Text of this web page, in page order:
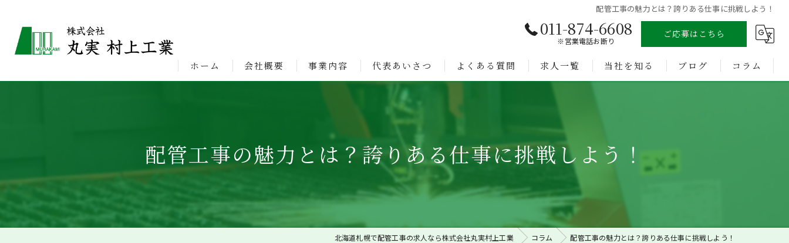
配管工事の魅力とは？誇りある仕事に挑戦しよう！
011-874-6608
※営業電話お断り
ご応募はこちら
ホーム 会社概要 事業内容 代表あいさつ よくある質問 求人一覧 当社を知る
経験者
ブログ コラム
配管工事の魅力とは？誇りある仕事に挑戦しよう！
北海道札幌で配管工事の求人なら株式会社丸実村上工業 コラム 配管工事の魅力とは？誇りある仕事に挑戦しよう！